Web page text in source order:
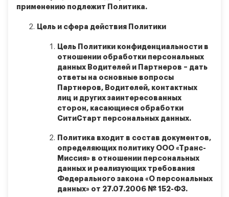
применению подлежит Политика.
Цель и сфера действия Политики
Цель Политики конфиденциальности в
отношении обработки персональных
данных Водителей и Партнеров – дать
ответы на основные вопросы
Партнеров, Водителей, контактных
лиц и других заинтересованных
сторон, касающиеся обработки
СитиСтарт персональных данных.
Политика входит в состав документов,
определяющих политику ООО «Транс-
Миссия» в отношении персональных
данных и реализующих требования
Федерального закона «О персональных
данных» от 27.07.2006 № 152-ФЗ.